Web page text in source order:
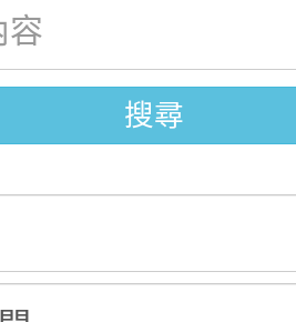
貴機關(學校)
1學期第7次代
10招)
果(第2招)】
1學期第9次代
2招)
市公務人員協
本府B2大禮堂
大會暨第7屆會
部全民運動署
運動俱樂部營
份，請踴躍報
搜尋